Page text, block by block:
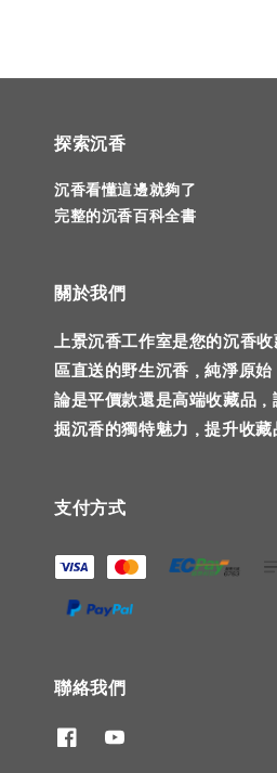
探索沉香
沉香看懂這邊就夠了
完整的沉香百科全書
關於我們
上景沉香工作室是您的沉香
區直送的野生沉香，純淨原
論是平價款還是高端收藏品
掘沉香的獨特魅力，提升收藏
支付方式
聯絡我們